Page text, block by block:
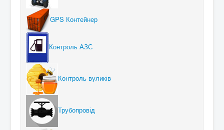
GPS Контейнер
Контроль АЗС
Контроль вуликів
Трубопровід